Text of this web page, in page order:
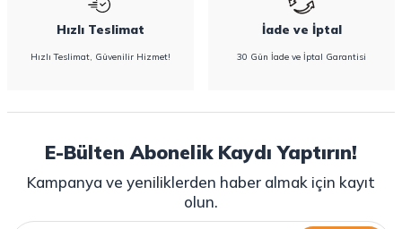
Hızlı Teslimat
Hızlı Teslimat, Güvenilir Hizmet!
İade ve İptal
30 Gün İade ve İptal Garantisi
E-Bülten Abonelik Kaydı Yaptırın!
Kampanya ve yeniliklerden haber almak için kayıt
olun.